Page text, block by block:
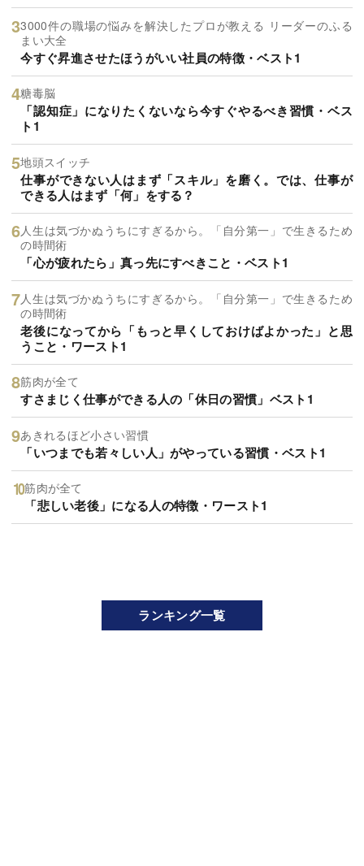
3000件の職場の悩みを解決したプロが教える リーダーのふる
まい大全
今すぐ昇進させたほうがいい社員の特徴・ベスト1
糖毒脳
「認知症」になりたくないなら今すぐやるべき習慣・ベス
ト1
地頭スイッチ
仕事ができない人はまず「スキル」を磨く。では、仕事が
できる人はまず「何」をする？
人生は気づかぬうちにすぎるから。「自分第一」で生きるため
の時間術
「心が疲れたら」真っ先にすべきこと・ベスト1
人生は気づかぬうちにすぎるから。「自分第一」で生きるため
の時間術
老後になってから「もっと早くしておけばよかった」と思
うこと・ワースト1
筋肉が全て
すさまじく仕事ができる人の「休日の習慣」ベスト1
あきれるほど小さい習慣
「いつまでも若々しい人」がやっている習慣・ベスト1
筋肉が全て
「悲しい老後」になる人の特徴・ワースト1
ランキング一覧